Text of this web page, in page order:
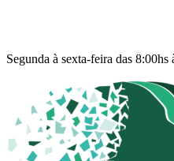
Segunda à sexta-feira das